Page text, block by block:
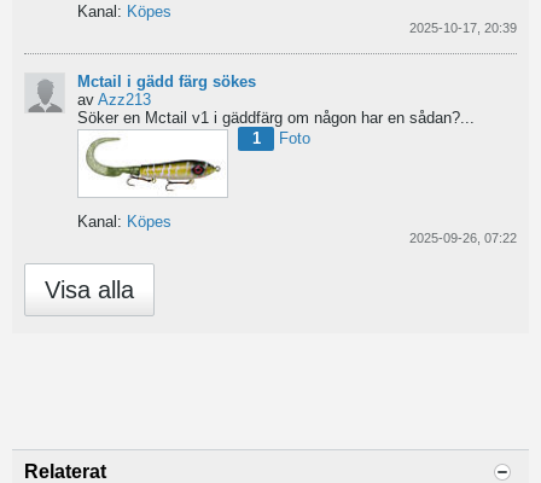
Kanal: Köpes
2025-10-17, 20:39
Mctail i gädd färg sökes
av Azz213
Söker en Mctail v1 i gäddfärg om någon har en sådan?...
1
Foto
Kanal: Köpes
2025-09-26, 07:22
Visa alla
Relaterat